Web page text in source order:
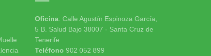
Oficina: Calle Agustín Espinoza García,
5 B. Salud Bajo 38007 - Santa Cruz de
Tenerife
Teléfono 902 052 899